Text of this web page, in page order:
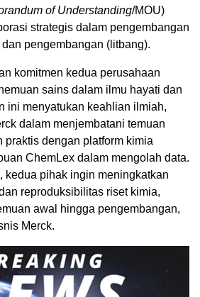
of Understanding/MOU)
strategis dalam pengembangan
pengembangan (litbang).
komitmen kedua perusahaan
sains dalam ilmu hayati dan
ini menyatukan keahlian ilmiah,
dalam menjembatani temuan
praktis dengan platform kimia
ChemLex dalam mengolah data.
kedua pihak ingin meningkatkan
reproduksibilitas riset kimia,
awal hingga pengembangan,
Merck.